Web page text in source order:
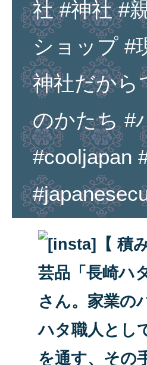
社 #神社 #
ショップ #
神社だから
のかたち #
#cooljapan